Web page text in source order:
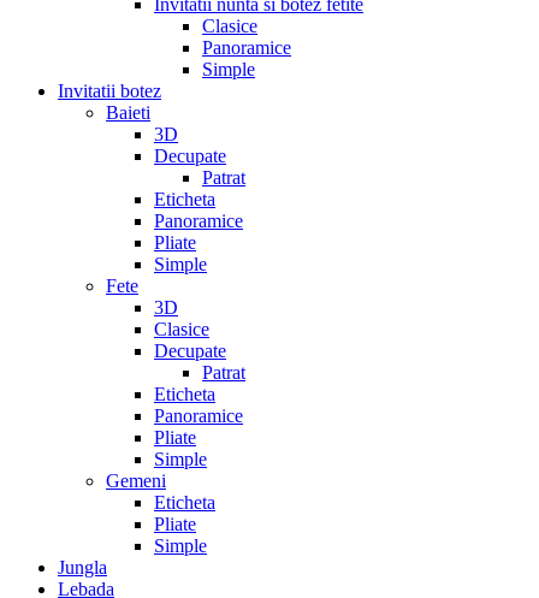
Invitatii nunta si botez fetite
Clasice
Panoramice
Simple
Invitatii botez
Baieti
3D
Decupate
Patrat
Eticheta
Panoramice
Pliate
Simple
Fete
3D
Clasice
Decupate
Patrat
Eticheta
Panoramice
Pliate
Simple
Gemeni
Eticheta
Pliate
Simple
Jungla
Lebada